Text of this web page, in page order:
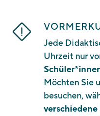
Jede
Uhrzeit nur
Möchten Sie
besuchen,